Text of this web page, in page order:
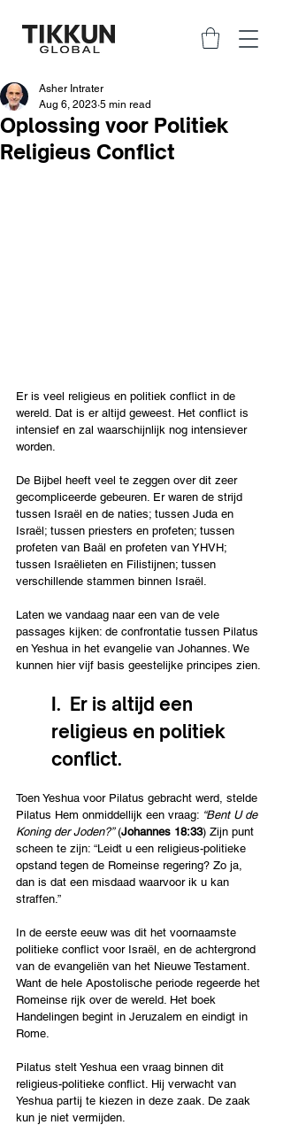
Oplossing voor Politiek
Religieus Conflict
Asher Intrater
Aug 6, 2023 5 min read
Er is veel religieus en politiek conflict in de
wereld. Dat is er altijd geweest. Het conflict is
intensief en zal waarschijnlijk nog intensiever
worden.
De Bijbel heeft veel te zeggen over dit zeer
gecompliceerde gebeuren. Er waren de strijd
tussen Israël en de naties; tussen Juda en
Israël; tussen priesters en profeten; tussen
profeten van Baäl en profeten van YHVH;
tussen Israëlieten en Filistijnen; tussen
verschillende stammen binnen Israël.
Laten we vandaag naar een van de vele
passages kijken: de confrontatie tussen Pilatus
en Yeshua in het evangelie van Johannes. We
kunnen hier vijf basis geestelijke principes zien.
I.  Er is altijd een
religieus en politiek
conflict.
Toen Yeshua voor Pilatus gebracht werd, stelde
Pilatus Hem onmiddellijk een vraag: “Bent U de
Koning der Joden?” (Johannes 18:33) Zijn punt
scheen te zijn: “Leidt u een religieus-politieke
opstand tegen de Romeinse regering? Zo ja,
dan is dat een misdaad waarvoor ik u kan
straffen.”
In de eerste eeuw was dit het voornaamste
politieke conflict voor Israël, en de achtergrond
van de evangeliën van het Nieuwe Testament.
Want de hele Apostolische periode regeerde het
Romeinse rijk over de wereld. Het boek
Handelingen begint in Jeruzalem en eindigt in
Rome.
Pilatus stelt Yeshua een vraag binnen dit
religieus-politieke conflict. Hij verwacht van
Yeshua partij te kiezen in deze zaak. De zaak
kun je niet vermijden.